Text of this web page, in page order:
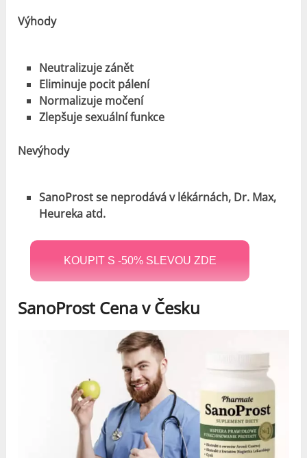
Výhody
Neutralizuje zánět
Eliminuje pocit pálení
Normalizuje močení
Zlepšuje sexuální funkce
Nevýhody
SanoProst se neprodává v lékárnách, Dr. Max,
Heureka atd.
KOUPIT S -50% SLEVOU ZDE
SanoProst Cena v Česku